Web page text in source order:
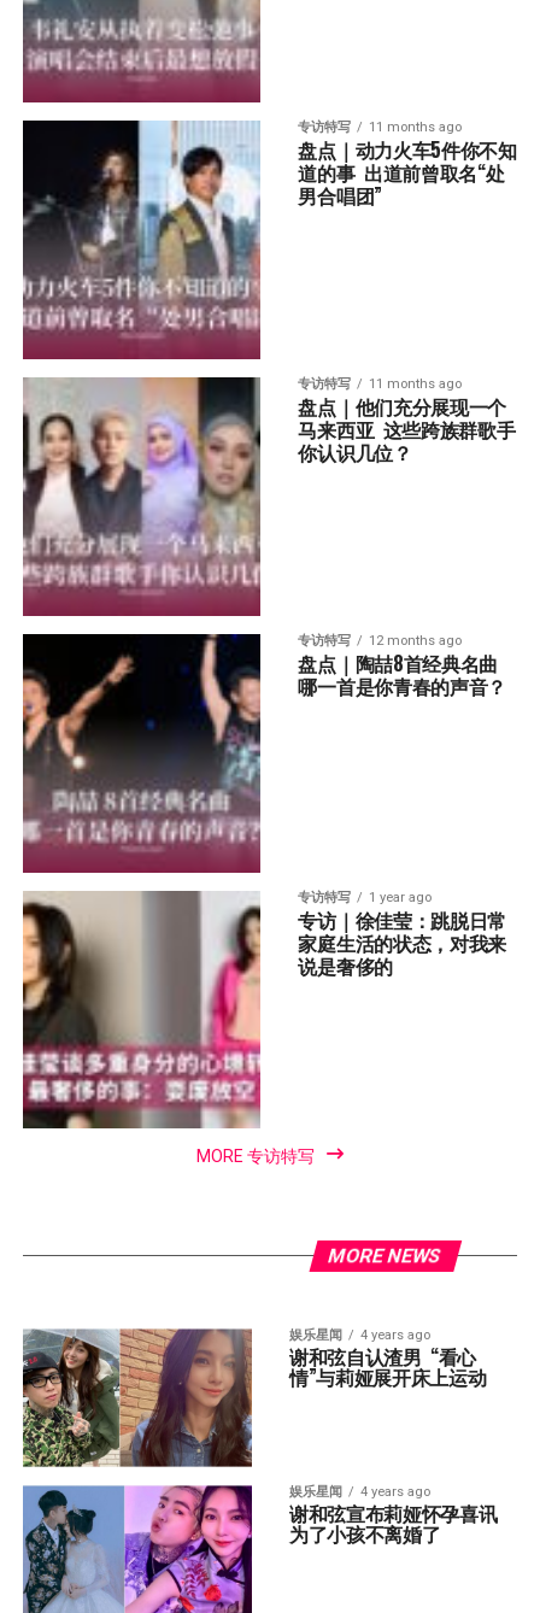
专访特写 11 months ago
盘点｜动力火车5件你不知
道的事  出道前曾取名“处
男合唱团”
专访特写 11 months ago
盘点｜他们充分展现一个
马来西亚  这些跨族群歌手
你认识几位？
专访特写 12 months ago
盘点｜陶喆8首经典名曲
哪一首是你青春的声音？
专访特写 1 year ago
专访｜徐佳莹：跳脱日常
家庭生活的状态，对我来
说是奢侈的
MORE 专访特写
MORE NEWS
娱乐星闻 4 years ago
谢和弦自认渣男  “看心
情”与莉娅展开床上运动
娱乐星闻 4 years ago
谢和弦宣布莉娅怀孕喜讯
为了小孩不离婚了